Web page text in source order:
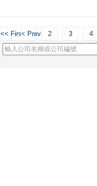
<< First< Previous
2 3 4